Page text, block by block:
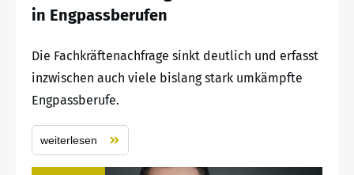
in Engpassberufen
Die Fachkräftenachfrage sinkt deutlich und erfasst
inzwischen auch viele bislang stark umkämpfte
Engpassberufe.
weiterlesen